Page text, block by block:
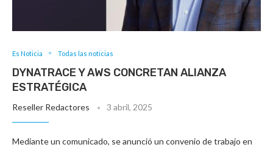
Es Noticia Todas las noticias
DYNATRACE Y AWS CONCRETAN ALIANZA
ESTRATÉGICA
Reseller Redactores 3 abril, 2025
Mediante un comunicado, se anunció un convenio de trabajo en